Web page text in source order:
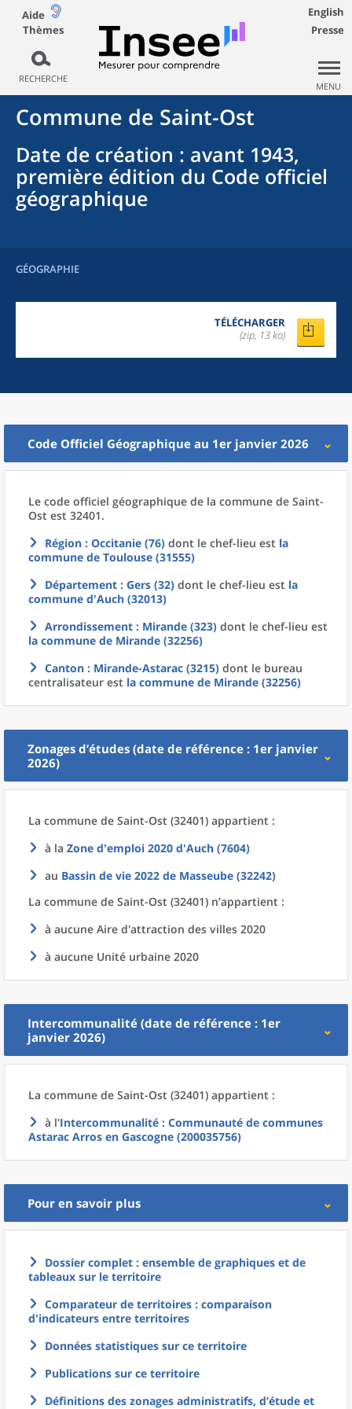
Aide
Thèmes
RECHERCHE
English
Presse
MENU
Commune de Saint-Ost
Date de création : avant 1943,
première édition du Code officiel
géographique
GÉOGRAPHIE
TÉLÉCHARGER
(zip, 13 ko)
Code Officiel Géographique au 1er janvier 2026
Le code officiel géographique de la commune de Saint-
Ost est 32401.
Région : Occitanie (76) dont le chef-lieu est la
commune de Toulouse (31555)
Département : Gers (32) dont le chef-lieu est la
commune d'Auch (32013)
Arrondissement : Mirande (323) dont le chef-lieu est
la commune de Mirande (32256)
Canton : Mirande-Astarac (3215) dont le bureau
centralisateur est la commune de Mirande (32256)
Zonages d’études (date de référence : 1er janvier
2026)
La commune de Saint-Ost (32401) appartient :
à la Zone d'emploi 2020 d'Auch (7604)
au Bassin de vie 2022 de Masseube (32242)
La commune de Saint-Ost (32401) n’appartient :
à aucune Aire d'attraction des villes 2020
à aucune Unité urbaine 2020
Intercommunalité (date de référence : 1er
janvier 2026)
La commune de Saint-Ost (32401) appartient :
à l'Intercommunalité : Communauté de communes
Astarac Arros en Gascogne (200035756)
Pour en savoir plus
Dossier complet : ensemble de graphiques et de
tableaux sur le territoire
Comparateur de territoires : comparaison
d'indicateurs entre territoires
Données statistiques sur ce territoire
Publications sur ce territoire
Définitions des zonages administratifs, d’étude et